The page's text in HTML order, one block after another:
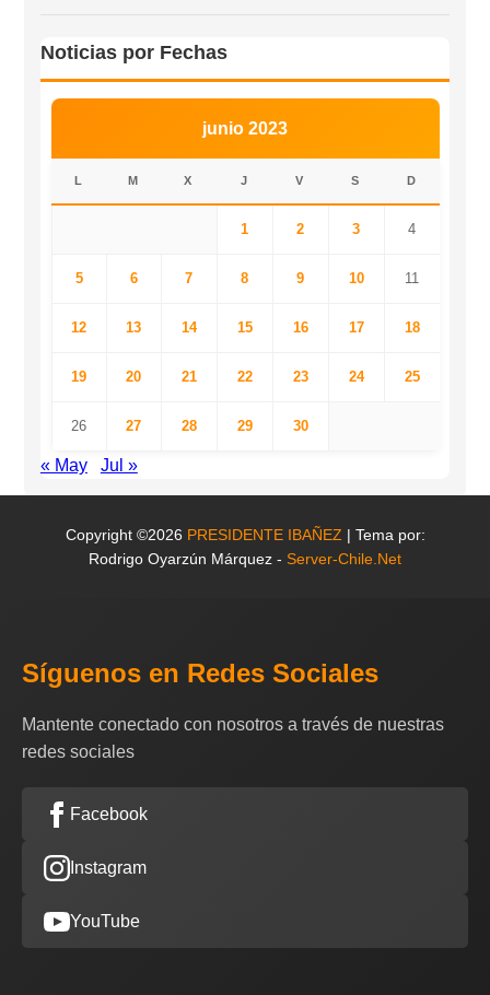
Noticias por Fechas
junio 2023
L M X J V S D
1 2 3 4
5 6 7 8 9 10 11
12 13 14 15 16 17 18
19 20 21 22 23 24 25
26 27 28 29 30
« May Jul »
Copyright ©2026 PRESIDENTE IBAÑEZ | Tema por:
Rodrigo Oyarzún Márquez - Server-Chile.Net
Síguenos en Redes Sociales
Mantente conectado con nosotros a través de nuestras
redes sociales
Facebook
Instagram
YouTube